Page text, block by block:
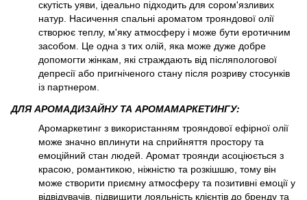
скутість уяви, ідеально підходить для сором'язливих
натур. Насичення спальні ароматом трояндової олії
створює теплу, м'яку атмосферу і може бути еротичним
засобом. Це одна з тих олій, яка може дуже добре
допомогти жінкам, які страждають від післяпологової
депресії або пригніченого стану після розриву стосунків
із партнером.
ДЛЯ АРОМАДИЗАЙНУ ТА АРОМАМАРКЕТИНГУ:
Аромаркетинг з використанням трояндової ефірної олії
може значно вплинути на сприйняття простору та
емоційний стан людей. Аромат троянди асоціюється з
красою, романтикою, ніжністю та розкішшю, тому він
може створити приємну атмосферу та позитивні емоції у
відвідувачів, підвищити лояльність клієнтів до бренду та